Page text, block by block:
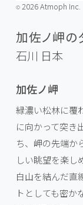
©️2026 Atmoph Inc.
加佐ノ岬の
石川 日本
加佐ノ岬
緑濃い松林に覆
に向かって突き
ち、岬の先端か
しい眺望を楽し
白山を結んだ直
トとしても密か